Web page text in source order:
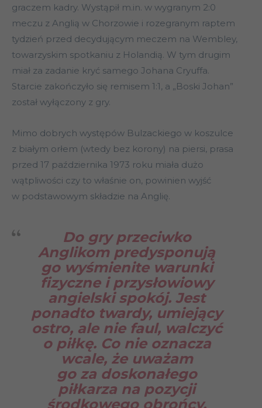
graczem kadry. Wystąpił m.in. w wygranym 2:0
meczu z Anglią w Chorzowie i rozegranym raptem
tydzień przed decydującym meczem na Wembley,
towarzyskim spotkaniu z Holandią. W tym drugim
miał za zadanie kryć samego Johana Cryuffa.
Starcie zakończyło się remisem 1:1, a „Boski Johan”
został wyłączony z gry.
Mimo dobrych występów Bulzackiego w koszulce
z białym orłem (wtedy bez korony) na piersi, prasa
przed 17 października 1973 roku miała dużo
wątpliwości czy to właśnie on, powinien wyjść
w podstawowym składzie na Anglię.
Do gry przeciwko
Anglikom predysponują
go wyśmienite warunki
fizyczne i przysłowiowy
angielski spokój. Jest
ponadto twardy, umiejący
ostro, ale nie faul, walczyć
o piłkę. Co nie oznacza
wcale, że uważam
go za doskonałego
piłkarza na pozycji
środkowego obrońcy.